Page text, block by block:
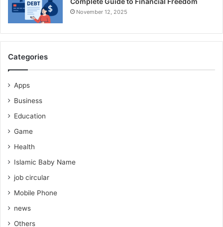
November 12, 2025
Categories
Apps
Business
Education
Game
Health
Islamic Baby Name
job circular
Mobile Phone
news
Others